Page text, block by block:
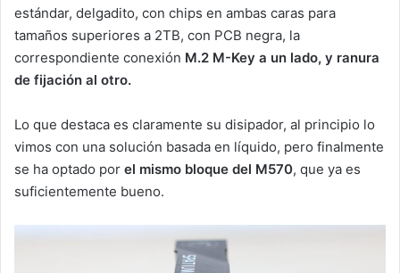
estándar, delgadito, con chips en ambas caras para
tamaños superiores a 2TB, con PCB negra, la
correspondiente conexión M.2 M-Key a un lado, y ranura
de fijación al otro.
Lo que destaca es claramente su disipador, al principio lo
vimos con una solución basada en líquido, pero finalmente
se ha optado por el mismo bloque del M570, que ya es
suficientemente bueno.